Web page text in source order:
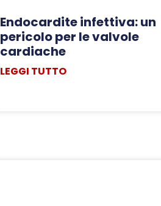
Endocardite infettiva: un
pericolo per le valvole
cardiache
LEGGI TUTTO